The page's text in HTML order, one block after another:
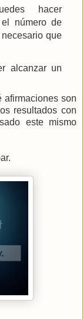
hacer
número de
que
alcanzar un
afirmaciones son
resultados con
este mismo